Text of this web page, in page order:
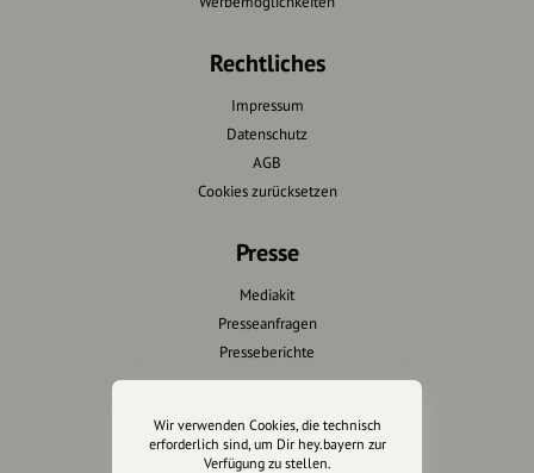
Rechtliches
Impressum
Datenschutz
AGB
Cookies zurücksetzen
Presse
Mediakit
Presseanfragen
Presseberichte
Wir unterstützen Euch
Fotografie & mehr
Wir verwenden Cookies, die technisch
erforderlich sind, um Dir hey.bayern zur
Verfügung zu stellen.